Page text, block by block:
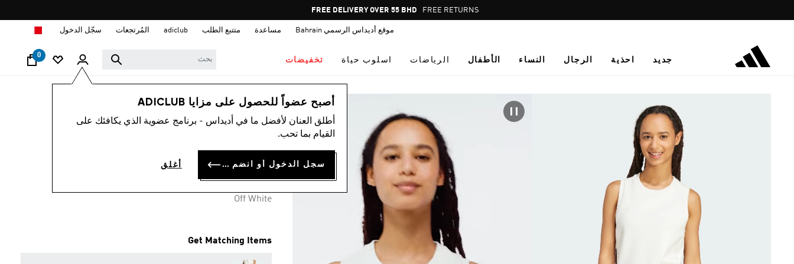
Pause
promotion
FREE DELIVERY OVER 55 BHD FREE RETURNS
موقع أديداس الرسمي Bahrain مساعدة متتبع الطلب adiclub المُرتجعات سجّل الدخول
جديد احذية الرجال النساء الأطفال الرياضات اسلوب حياة تخفيضات
0
أصبح عضواً للحصول على مزايا ADICLUB
أطلق العنان لأفضل ما في أديداس - برنامج عضوية الذي يكافئك على
القيام بما تحب.
سجل الدخول أو انضم الآن أغلق
النساء ملابس
تانك توب SOFT LUX
BD 18.25
Off White
Get Matching Items